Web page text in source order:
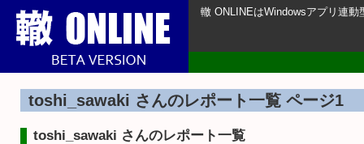
轍 ONLINEはWindowsアプリ連
toshi_sawaki さんのレポート一覧 ページ1
toshi_sawaki さんのレポート一覧